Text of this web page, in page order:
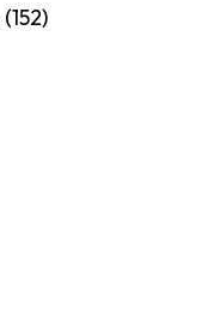
(152)